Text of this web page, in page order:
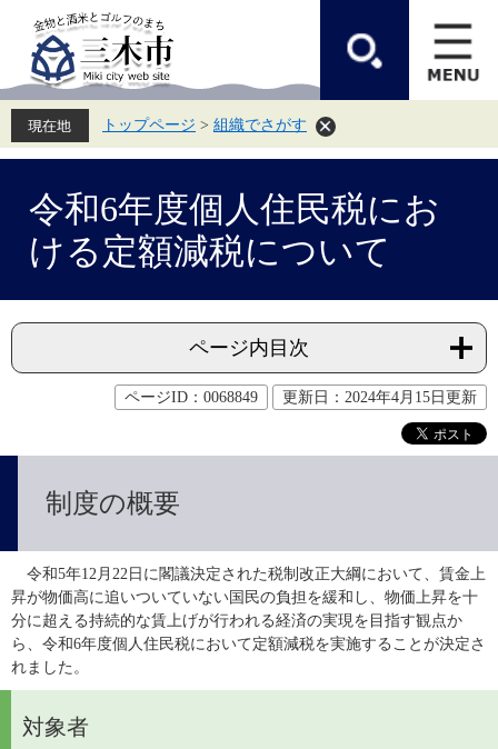
先
頭
す。
を
飛
し
トップページ > 組織でさがす
令和6年度個人住民税にお
ける定額減税について
ページ内目次
ページID：0068849 更新日：2024年4月15日更新
制度の概要
令和5年12月22日に閣議決定された税制改正大綱において、賃金上
昇が物価高に追いついていない国民の負担を緩和し、物価上昇を十
分に超える持続的な賃上げが行われる経済の実現を目指す観点か
ら、令和6年度個人住民税において定額減税を実施することが決定さ
れました。
対象者